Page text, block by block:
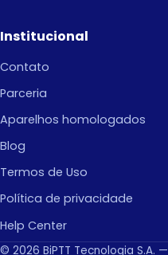
Institucional
Contato
Parceria
Aparelhos homologados
Blog
Termos de Uso
Política de privacidade
Help Center
© 2026 BiPTT Tecnologia S.A.